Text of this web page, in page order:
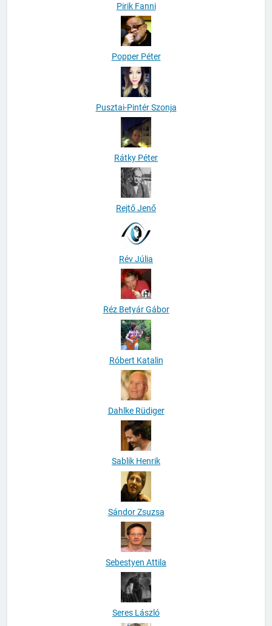
Pirik Fanni
Popper Péter
Pusztai-Pintér Szonja
Rátky Péter
Rejtő Jenő
Rév Júlia
Réz Betyár Gábor
Róbert Katalin
Dahlke Rüdiger
Sablik Henrik
Sándor Zsuzsa
Sebestyen Attila
Seres László